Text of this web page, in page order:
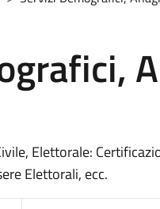
Elettorale:
Elettorali, ecc.